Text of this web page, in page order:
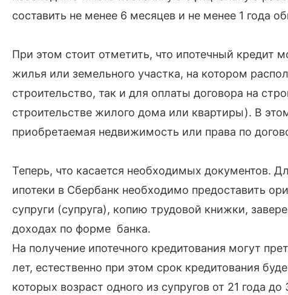
составить не менее 6 месяцев и не менее 1 года
При этом стоит отметить, что ипотечный кредит
жилья или земельного участка, на котором
строительство, так и для оплаты договора на
строительстве жилого дома или квартиры). В
приобретаемая недвижимость или права по
Теперь, что касается необходимых документов.
ипотеки в Сбербанк необходимо предоставить
супруги (супруга), копию трудовой книжки,
доходах по форме банка.
На получение ипотечного кредитования могут
лет, естественно при этом срок кредитования
которых возраст одного из супругов от 21 года